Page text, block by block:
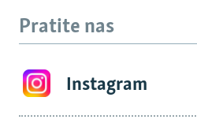
Pratite nas
Instagram